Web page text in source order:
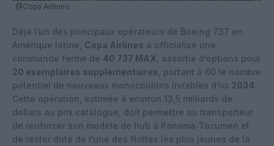
@Copa Airlines
Déjà l’un des principaux opérateurs de Boeing 737 en
Amérique latine, Copa Airlines a officialisé une
commande ferme de 40 737 MAX , assortie d’options pour
20 exemplaires supplémentaires , portant à 60 le nombre
potentiel de nouveaux monocouloirs livrables d’ici 2034.
Cette opération, estimée à environ 13,5 milliards de
dollars au prix catalogue, doit permettre au transporteur
de renforcer son modèle de hub à Panama‑Tocumen et
de rester doté de l’une des flottes les plus jeunes de la